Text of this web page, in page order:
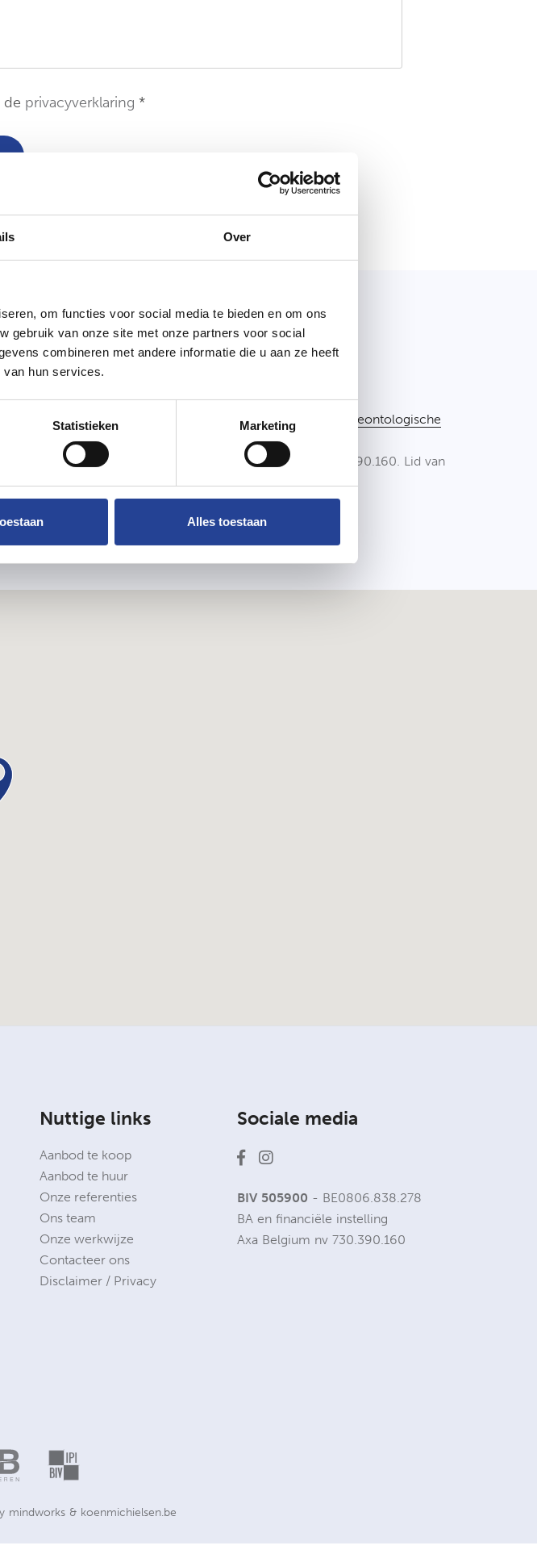
Over
om functies voor social media te bieden en om ons
gebruik van onze site met onze partners voor social
combineren met andere informatie die u aan ze heeft
hun services.
Statistieken Marketing
Alles toestaan
de privacyverklaring *
Vastgoedbemiddelaar
BIV 505900- Neys Immo & Consultancy is lid van hetBIV,
Luxemburgstraat 16B, 1000 Brussel. Onderworpen aan de
deontologische
code van het BIV
www.cib.be
Beroepsaansprakelijkheidsverzekering: CIB-polis AXA 730.390.160. Lid van
Immoscoop.
Nuttige links
Aanbod te koop
Aanbod te huur
Onze referenties
Ons team
Onze werkwijze
Contacteer ons
Disclaimer / Privacy
Sociale media
BIV 505900 - BE0806.838.278
BA en financiële instelling
Axa Belgium nv 730.390.160
mindworks& koenmichielsen.be